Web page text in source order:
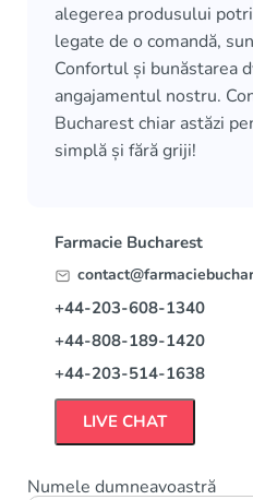
alegerea produsului
legate de o comandă,
Confortul și bunăstarea
angajamentul nostru.
Bucharest chiar astăzi
simplă și fără griji!
Farmacie Bucharest
+44-203-608-1340
+44-808-189-1420
+44-203-514-1638
LIVE CHAT
Numele dumneavoastră